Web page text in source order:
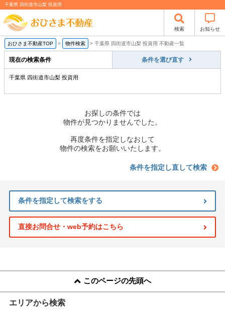
千葉県 四街道市山梨 投資用
検索 お知らせ
おひさま不動産TOP > 物件検索 > 千葉県 四街道市山梨 投資用 不動産一覧
現在の検索条件 条件を選び直す
千葉県 四街道市山梨 投資用
お探しの条件では
物件が見つかりませんでした。
再度条件を指定しなおして
物件の検索をお願いいたします。
条件を指定し直して検索
条件を指定して検索をする
直接お問合せ・web予約はこちら
このページの先頭へ
エリアから検索